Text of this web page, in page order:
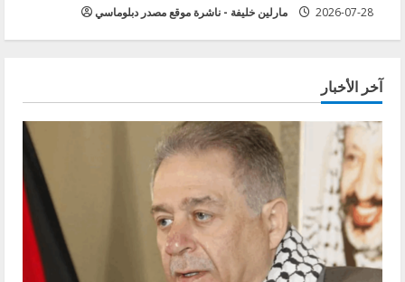
مارلين خليفة - ناشرة موقع مصدر دبلوماسي 2026-07-28
آخر الأخبار